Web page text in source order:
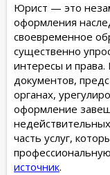
Юрист — это
оформления
своевременное
существенно
интересы и права.
документов,
органах,
оформление
часть услуг,
источник.